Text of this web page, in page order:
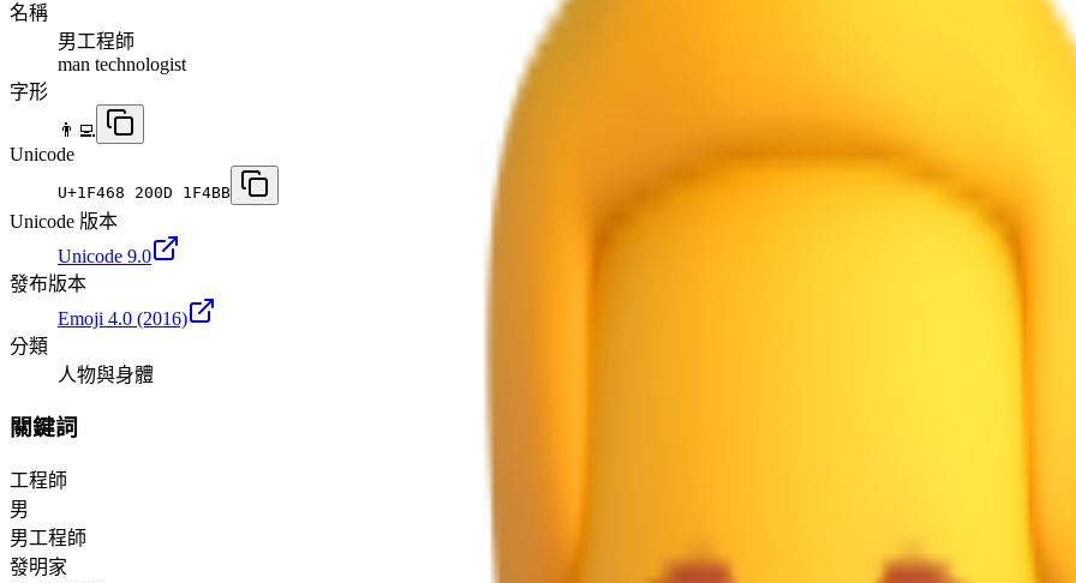
名稱
男工程師
man technologist
字形
👨‍💻
Unicode
U+1F468 200D 1F4BB
Unicode 版本
Unicode 9.0
發布版本
Emoji 4.0 (2016)
分類
人物與身體
關鍵詞
工程師
男
男工程師
發明家